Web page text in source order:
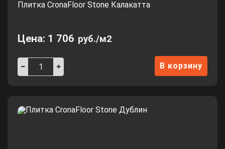
Плитка CronaFloor Stone Калакатта
Цена: 1 706 руб./м2
В корзину